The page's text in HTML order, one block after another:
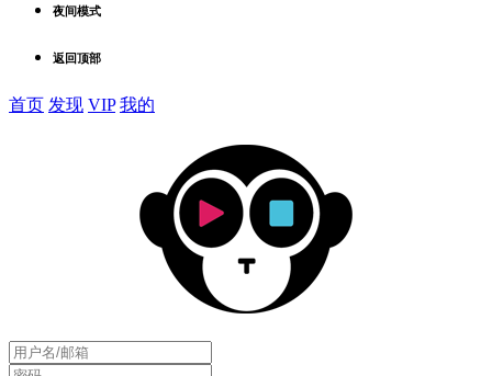
夜间模式
返回顶部
首页 发现 VIP 我的